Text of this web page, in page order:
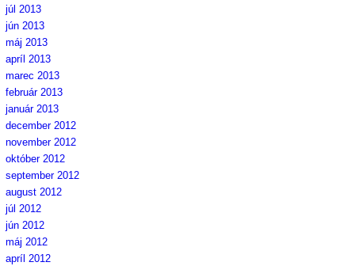
júl 2013
jún 2013
máj 2013
apríl 2013
marec 2013
február 2013
január 2013
december 2012
november 2012
október 2012
september 2012
august 2012
júl 2012
jún 2012
máj 2012
apríl 2012